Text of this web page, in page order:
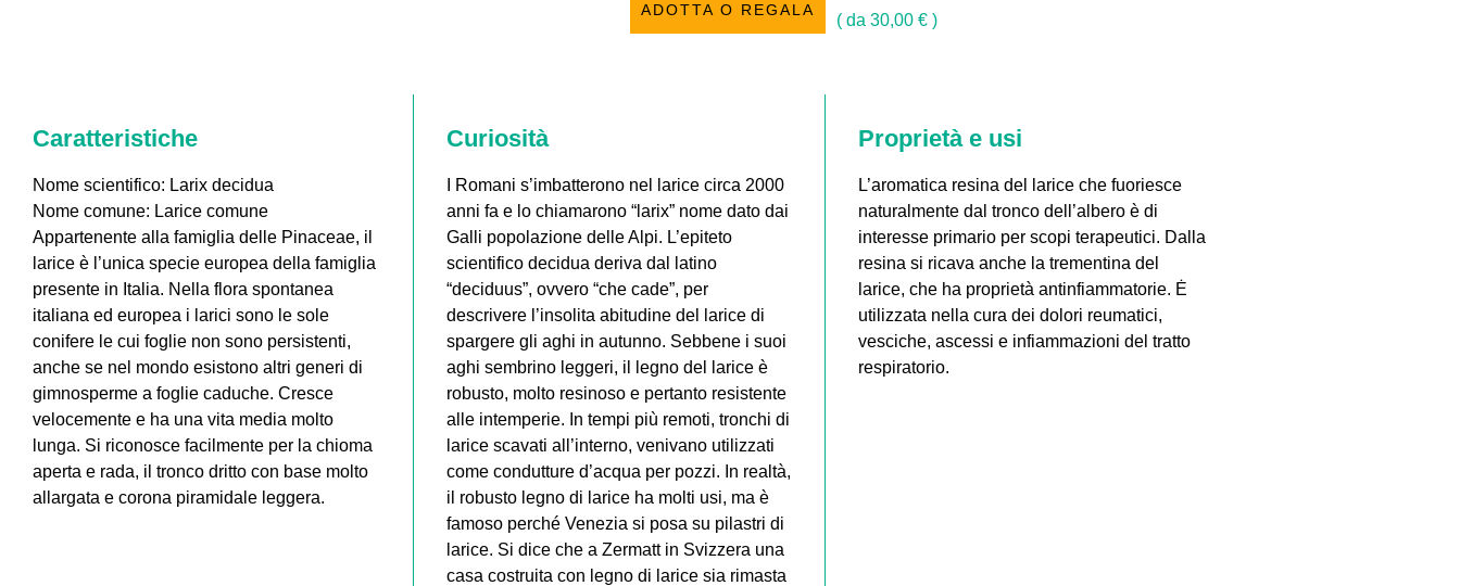
ADOTTA O REGALA
( da 30,00 €)
Caratteristiche
Nome scientifico: Larix decidua
Nome comune: Larice comune
Appartenente alla famiglia delle Pinaceae, il
larice è l’unica specie europea della famiglia
presente in Italia. Nella flora spontanea
italiana ed europea i larici sono le sole
conifere le cui foglie non sono persistenti,
anche se nel mondo esistono altri generi di
gimnosperme a foglie caduche. Cresce
velocemente e ha una vita media molto
lunga. Si riconosce facilmente per la chioma
aperta e rada, il tronco dritto con base molto
allargata e corona piramidale leggera.
Curiosità
I Romani s’imbatterono nel larice circa 2000
anni fa e lo chiamarono “larix” nome dato dai
Galli popolazione delle Alpi. L’epiteto
scientifico decidua deriva dal latino
“deciduus”, ovvero “che cade”, per
descrivere l’insolita abitudine del larice di
spargere gli aghi in autunno. Sebbene i suoi
aghi sembrino leggeri, il legno del larice è
robusto, molto resinoso e pertanto resistente
alle intemperie. In tempi più remoti, tronchi di
larice scavati all’interno, venivano utilizzati
come condutture d’acqua per pozzi. In realtà,
il robusto legno di larice ha molti usi, ma è
famoso perché Venezia si posa su pilastri di
larice. Si dice che a Zermatt in Svizzera una
casa costruita con legno di larice sia rimasta
Proprietà e usi
L’aromatica resina del larice che fuoriesce
naturalmente dal tronco dell’albero è di
interesse primario per scopi terapeutici. Dalla
resina si ricava anche la trementina del
larice, che ha proprietà antinfiammatorie. Ė
utilizzata nella cura dei dolori reumatici,
vesciche, ascessi e infiammazioni del tratto
respiratorio.